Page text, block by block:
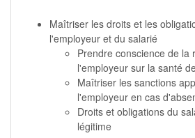
Maîtriser les droits et les
l'employeur et du salarié
Prendre conscience de la
l'employeur sur la santé
Maîtriser les sanctions
l'employeur en cas
Droits et obligations du
légitime